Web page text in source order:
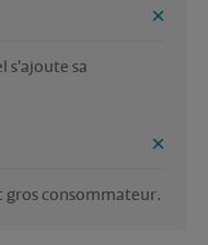
s'ajoute sa
gros consommateur.